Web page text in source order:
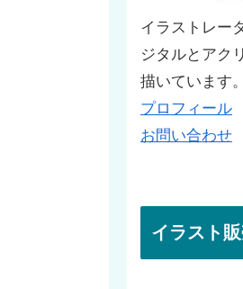
イラストレー
ジタルとアク
描いています。
プロフィール
お問い合わせ
イラスト販